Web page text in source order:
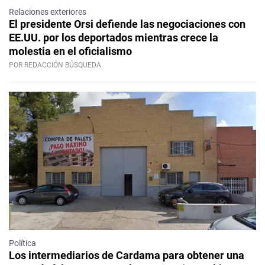
Relaciones exteriores
El presidente Orsi defiende las negociaciones con
EE.UU. por los deportados mientras crece la
molestia en el oficialismo
POR REDACCIÓN BÚSQUEDA
Política
Los intermediarios de Cardama para obtener una